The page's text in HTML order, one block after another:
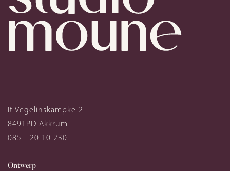
It Vegelinskampke 2
8491PD Akkrum
085 - 20 10 230
Ontwerp